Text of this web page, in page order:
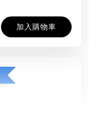
加入購物車